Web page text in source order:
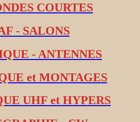
COURTES
- SALONS
- ANTENNES
et MONTAGES
UHF et HYPERS